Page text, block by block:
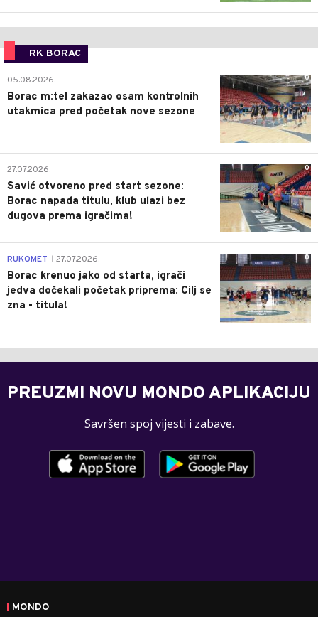
RK BORAC
0
05.08.2026.
Borac m:tel zakazao osam kontrolnih
utakmica pred početak nove sezone
0
27.07.2026.
Savić otvoreno pred start sezone:
Borac napada titulu, klub ulazi bez
dugova prema igračima!
0
RUKOMET 27.07.2026.
Borac krenuo jako od starta, igrači
jedva dočekali početak priprema: Cilj se
zna - titula!
PREUZMI NOVU MONDO APLIKACIJU
Savršen spoj vijesti i zabave.
MONDO